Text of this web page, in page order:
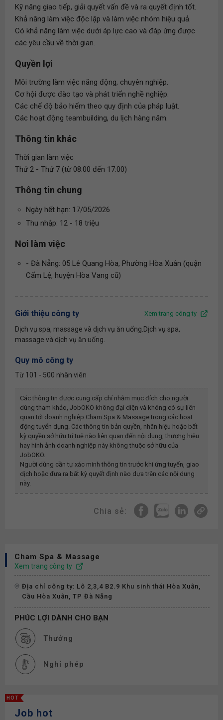
Kỹ năng giao tiếp, giải quyết vấn đề và ra quyết định tốt.
Khả năng làm việc độc lập và làm việc nhóm hiệu quả.
Có khả năng làm việc dưới áp lực cao và đáp ứng được
các yêu cầu về thời gian.
Quyền lợi
Môi trường làm việc năng động, chuyên nghiệp.
Cơ hội được đào tạo và phát triển nghề nghiệp.
Các chế độ bảo hiểm theo quy định của pháp luật.
Các hoạt động teambuilding, du lịch hàng năm.
Thông tin khác
Thời gian làm việc
Thứ 2 - Thứ 7 (từ 08:00 đến 17:00)
Thông tin chung
Ngày hết hạn: 17/05/2026
Thu nhập: 12 - 18 triệu
Nơi làm việc
- Đà Nẵng: 05 Lê Quang Hòa, Phường Hòa Xuân (quận
Cẩm Lệ, huyện Hòa Vang cũ)
Giới thiệu công ty Xem trang công ty
Dịch vụ spa, massage và dịch vụ ăn uống.Dịch vụ spa,
massage và dịch vụ ăn uống.
Quy mô công ty
Từ 101 - 500 nhân viên
Các thông tin được cung cấp chỉ nhằm mục đích cho người
dùng tham khảo, JobOKO không đại diện và không có sự liên
quan tới doanh nghiệp Cham Spa & Massagetrong các hoạt
động tuyển dụng. Các thông tin bản quyền, nhãn hiệu hoặc bất
kỳ quyền sở hữu trí tuệ nào liên quan đến nội dung, thương hiệu
hay hình ảnh doanh nghiệp này không thuộc sở hữu của
JobOKO.
Người dùng cần tự xác minh thông tin trước khi ứng tuyển, giao
dịch hoặc đưa ra bất kỳ quyết định nào dựa trên các nội dung
này.
Chia sẻ:
Cham Spa & Massage
Xem trang công ty
Địa chỉ công ty: Lô 2,3,4 B2.9 Khu sinh thái Hòa Xuân,
Cầu Hòa Xuân, TP Đà Nẵng
PHÚC LỢI DÀNH CHO BẠN
Thưởng
Nghỉ phép
HOT
Job hot